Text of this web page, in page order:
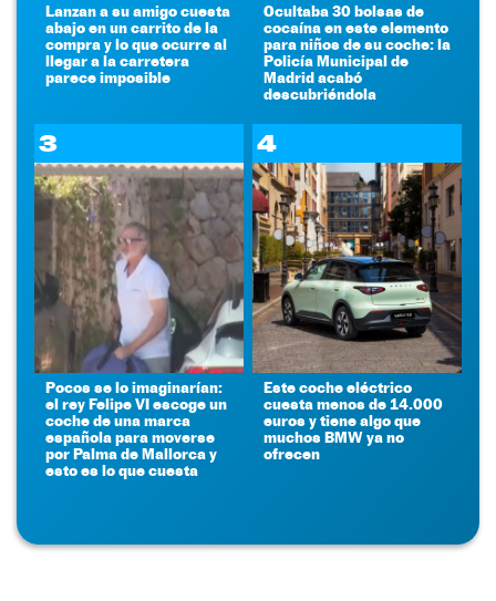
Lanzan a su amigo cuesta
abajo en un carrito de la
compra y lo que ocurre al
llegar a la carretera
parece imposible
Ocultaba 30 bolsas de
cocaína en este elemento
para niños de su coche: la
Policía Municipal de
Madrid acabó
descubriéndola
3
Pocos se lo imaginarían:
el rey Felipe VI escoge un
coche de una marca
española para moverse
por Palma de Mallorca y
esto es lo que cuesta
4
Este coche eléctrico
cuesta menos de 14.000
euros y tiene algo que
muchos BMW ya no
ofrecen